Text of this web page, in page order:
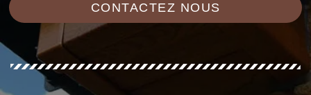
CONTACTEZ NOUS